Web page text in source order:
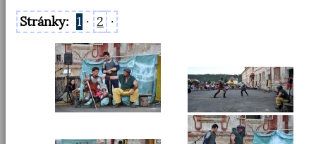
Stránky: 1 · 2 ·